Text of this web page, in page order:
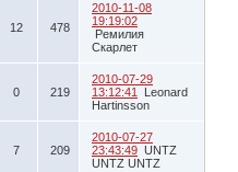
12 478
2010-11-08
19:19:02
Ремилия
Скарлет
0 219
2010-07-29
13:12:41
Leonard
Hartinsson
7 209
2010-07-27
23:43:49 UNTZ
UNTZ UNTZ